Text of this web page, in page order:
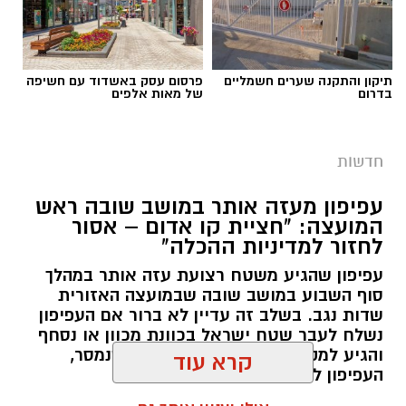
בוצעה
הערכה פרטנית לכל מצלמה ומצלמה, תוך
בחינת מאפייני הדרך שבה היא מוצבת, היקפי
התנועה באזור, נתוני תאונות הדרכים, מספר
הנפגעים ומאפייני הסיכון בכל מקטע.
צילום: פרטי
תביעת הגולשים בעקבות זיהום נחל לכיש וחופי
אשדוד הגיעה היום (ראשון) לנקודת הסיום
המשפטית המשמעותית שלה: בית המשפט המחוזי
מרכז-לוד אישר את הסדר הפשרה שאליו הגיעו
הצדדים כבר לפני יותר משנה – והעניק לו תוקף
תיקון והתקנה שערים חשמליים
בדרום
פרסום עסק באשדוד עם חשיפה
של מאות אלפים
חדשות
עפיפון מעזה אותר במושב שובה ראש
המועצה: "חציית קו אדום – אסור
לחזור למדיניות ההכלה"
עפיפון שהגיע משטח רצועת עזה אותר במהלך
סוף השבוע במושב שובה שבמועצה האזורית
שדות נגב. בשלב זה עדיין לא ברור אם העפיפון
נשלח לעבר שטח ישראל בכוונת מכוון או נסחף
והגיע למקום במקרה. על פי המידע שנמסר,
העפיפון לא נשא מטען.
קרא עוד